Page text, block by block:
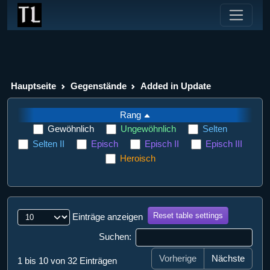
Hauptseite Gegenstände Added in Update
Rang
Gewöhnlich
Ungewöhnlich
Selten
Selten II
Episch Episch II
Episch III
Heroisch
Einträge anzeigen Reset table settings
Suchen:
1 bis 10 von 32 Einträgen Vorherige Nächste